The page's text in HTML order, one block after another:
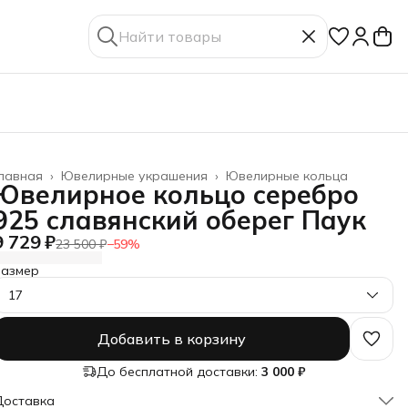
Ювелирные кольца
Ювелирные украшения ›
›
кольцо серебро
славянский оберег Паук
729 ₽23 500 ₽−59%
17
Добавить в корзину
До бесплатной доставки: 3 000 ₽